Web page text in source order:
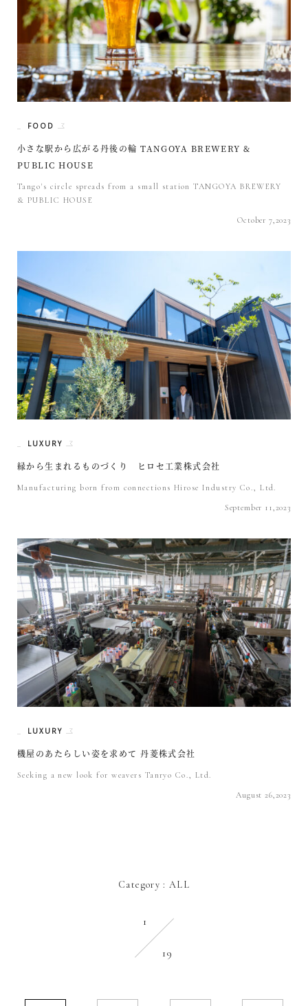
FOOD
小さな駅から広がる丹後の輪 TANGOYA BREWERY &
PUBLIC HOUSE
Tango's circle spreads from a small station TANGOYA BREWERY
& PUBLIC HOUSE
October 7,2023
LUXURY
縁から生まれるものづくり ヒロセ工業株式会社
Manufacturing born from connections Hirose Industry Co., Ltd.
September 11,2023
LUXURY
機屋のあたらしい姿を求めて 丹菱株式会社
Seeking a new look for weavers Tanryo Co., Ltd.
August 26,2023
Category : ALL
1
19